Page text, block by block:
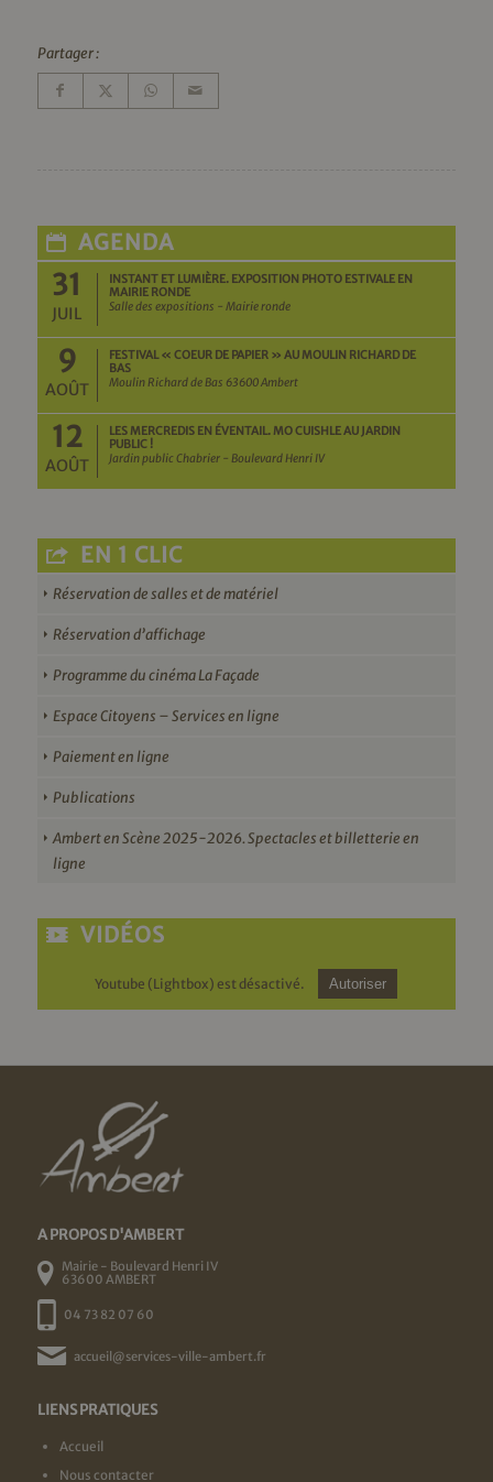
Partager :
AGENDA
31
JUIL
INSTANT ET LUMIÈRE. EXPOSITION PHOTO ESTIVALE EN
MAIRIE RONDE
Salle des expositions - Mairie ronde
9
AOÛT
FESTIVAL « COEUR DE PAPIER » AU MOULIN RICHARD DE
BAS
Moulin Richard de Bas 63600 Ambert
12
AOÛT
LES MERCREDIS EN ÉVENTAIL. MO CUISHLE AU JARDIN
PUBLIC !
Jardin public Chabrier - Boulevard Henri IV
EN 1 CLIC
Réservation de salles et de matériel
Réservation d’affichage
Programme du cinéma La Façade
Espace Citoyens – Services en ligne
Paiement en ligne
Publications
Ambert en Scène 2025-2026. Spectacles et billetterie en
ligne
VIDÉOS
Youtube (Lightbox) est désactivé. Autoriser
A PROPOS D'AMBERT
Mairie - Boulevard Henri IV
63600 AMBERT
04 73 82 07 60
accueil@services-ville-ambert.fr
LIENS PRATIQUES
Accueil
Nous contacter